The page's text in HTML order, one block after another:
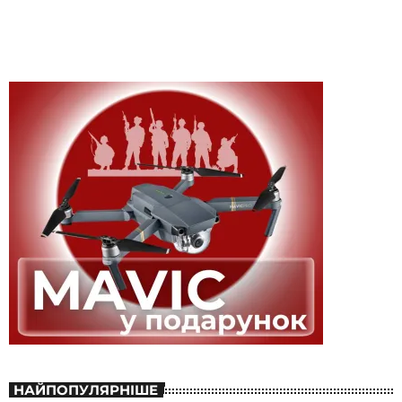
НАЙПОПУЛЯРНІШЕ